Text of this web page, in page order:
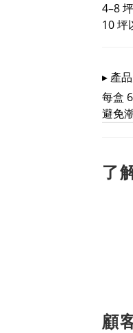
4–8
10 坪
▸ 產
每盒
避免
了
顧